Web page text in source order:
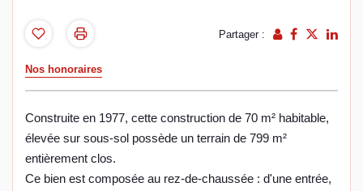
Partager :
Nos honoraires
Construite en 1977, cette construction de 70 m² habitable,
élevée sur sous-sol possède un terrain de 799 m²
entièrement clos.
Ce bien est composée au rez-de-chaussée : d'une entrée,